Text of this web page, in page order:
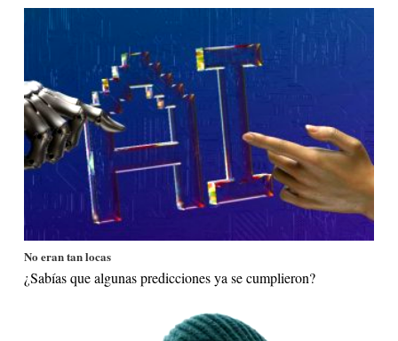
No eran tan locas
¿Sabías que algunas predicciones ya se cumplieron?